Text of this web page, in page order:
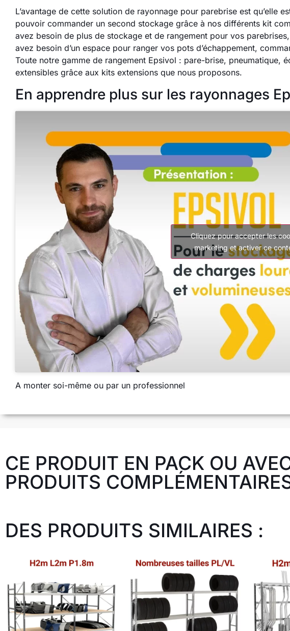
L’avantage de cette solution de rayonnage pour parebrise est qu’elle
pouvoir commander un second stockage grâce à nos différents kit
avez besoin de plus de stockage et de rangement pour vos
avez besoin d’un espace pour ranger vos pots d’échappement,
Toute notre gamme de rangement Epsivol : pare-brise, pneumatique,
extensibles grâce aux kits extensions que nous proposons.
En apprendre plus sur les rayonnages
Cliquez pour accepter les
marketing et activer ce
A monter soi-même ou par un professionnel
CE PRODUIT EN PACK OU
PRODUITS
DES PRODUITS SIMILAIRES :